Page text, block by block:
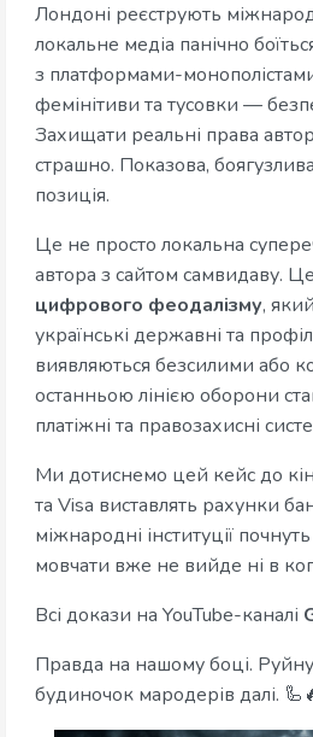
Лондоні реєструють
локальне медіа панічно
з платформами-
фемінітиви та тусовки —
Захищати реальні права
страшно. Показова,
позиція.
Це не просто локальна
автора з сайтом самвидаву.
цифрового феодалізму,
українські державні та
виявляються безсилими або
останньою лінією оборони
платіжні та правозахисні
Ми дотиснемо цей кейс до
та Visa виставлять рахунки
міжнародні інституції
мовчати вже не вийде ні в
Всі докази на YouTube-каналі
Правда на нашому боці.
будиночок мародерів далі.